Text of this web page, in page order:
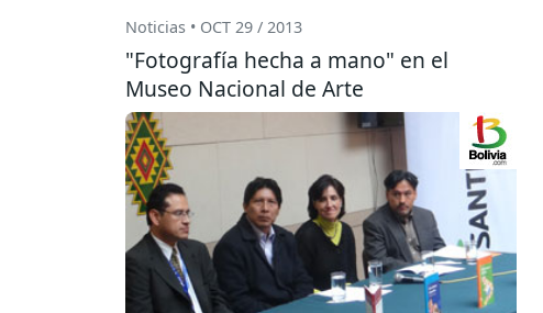
Noticias • OCT 29 / 2013
"Fotografía hecha a mano" en el
Museo Nacional de Arte